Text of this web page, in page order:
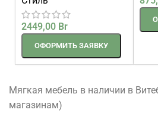
2449,00 Br
ОФОРМИТЬ ЗАЯВКУ
Мягкая мебель в наличии в
магазинам)